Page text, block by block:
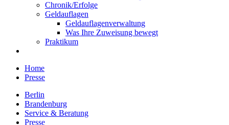
Chronik/Erfolge
Geldauflagen
Geldauflagenverwaltung
Was Ihre Zuweisung bewegt
Praktikum
Home
Presse
Berlin
Brandenburg
Service & Beratung
Presse